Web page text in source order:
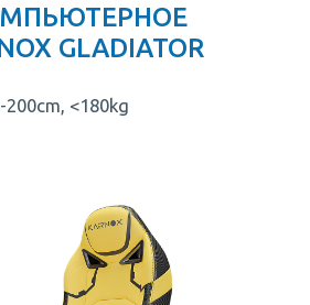
GLADIATOR
200cm, <180kg